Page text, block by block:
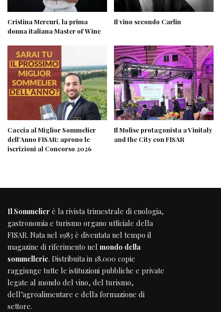
Cristina Mercuri, la prima
donna italiana Master of Wine
Il vino secondo Carlin
Caccia al Miglior Sommelier
dell’Anno FISAR: aprono le
iscrizioni al Concorso 2026
Il Molise protagonista a Vinitaly
and the City con FISAR
Il Sommelier è la rivista trimestrale di enologia,
gastronomia e turismo organo ufficiale della
FISAR. Nata nel 1983 è diventata nel tempo il
magazine di riferimento nel mondo della
sommellerie. Distribuita in 18.000 copie
raggiunge tutte le istituzioni pubbliche e private
legate al mondo del vino, del turismo,
dell’agroalimentare e della formazione di
settore.